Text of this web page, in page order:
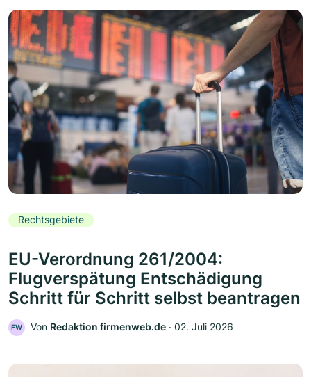
Rechtsgebiete
EU-Verordnung 261/2004:
Flugverspätung Entschädigung
Schritt für Schritt selbst beantragen
FW Von Redaktion firmenweb.de ‧ 02. Juli 2026